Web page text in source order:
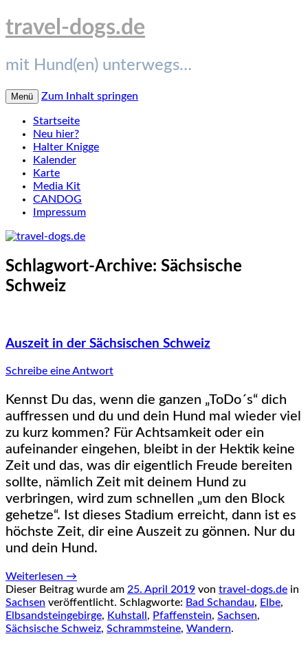
travel-dogs.de
mit Hund(en) unterwegs…
Menü Zum Inhalt springen
Startseite
Neu hier?
Halter Knigge
Kalender
Karte
Media Kit
CANDOG
Impressum
Schlagwort-Archive: Sächsische
Schweiz
Auszeit in der Sächsischen Schweiz
Schreibe eine Antwort
Kennst Du das, wenn die ganzen „ToDo´s“ dich
auffressen und du und dein Hund mal wieder viel
zu kurz kommen? Für Achtsamkeit oder ein
aufeinander eingehen, bleibt in der Hektik keine
Zeit und das, was dir eigentlich Freude bereiten
sollte, nämlich Zeit mit deinem Hund zu
verbringen, wird zum schnellen „um den Block
gehetze“. Ist dieses Stadium erreicht, dann ist es
höchste Zeit, dir eine Auszeit zu gönnen. Nur du
und dein Hund.
Weiterlesen →
Dieser Beitrag wurde am 25. April 2019 von travel-dogs.de in
Sachsen veröffentlicht. Schlagworte: Bad Schandau, Elbe,
Elbsandsteingebirge, Kuhstall , Pfaffenstein, Sachsen,
Sächsische Schweiz, Schrammsteine, Wandern.